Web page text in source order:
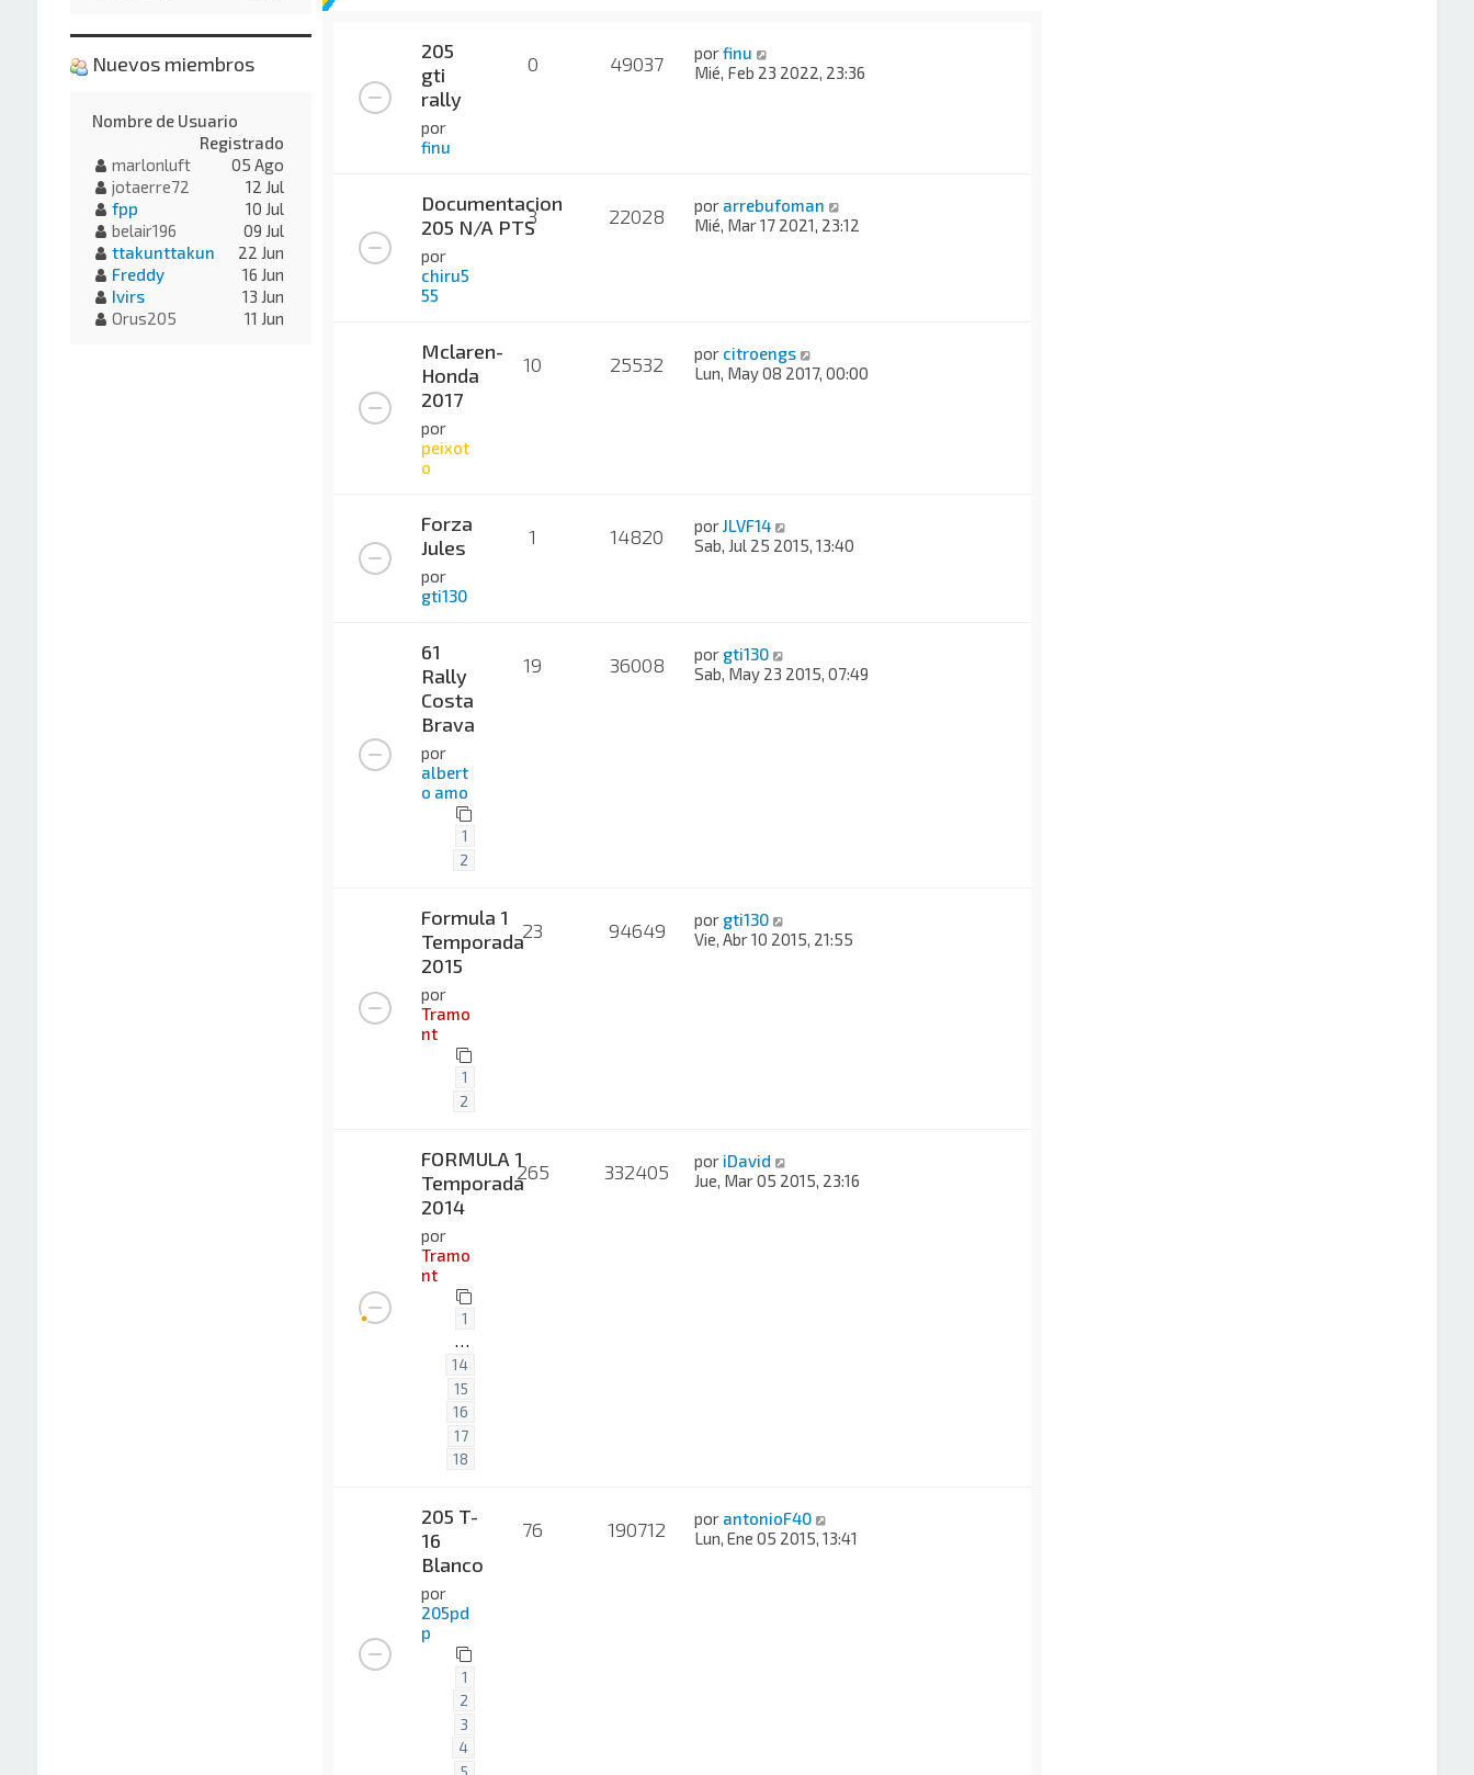
205
gti
rally
por
finu
0 49037 porfinu
Mié, Feb 23 2022, 23:36
Documentacion
205 N/A PTS
por
chiru5
55
3 22028 por arrebufoman
Mié, Mar 17 2021, 23:12
Mclaren-
Honda
2017
por
peixot
o
10 25532 por citroengs
Lun, May 08 2017, 00:00
Forza
Jules
por
gti130
1 14820 por JLVF14
Sab, Jul 25 2015, 13:40
61
Rally
Costa
Brava
por
albert
o amo
1
2
19 36008 por gti130
Sab, May 23 2015, 07:49
Formula 1
Temporada
2015
por
Tramo
nt
1
2
23 94649 por gti130
Vie, Abr 10 2015, 21:55
FORMULA 1
Temporada
2014
por
Tramo
nt
1
…
14
15
16
17
18
265 332405 por iDavid
Jue, Mar 05 2015, 23:16
205 T-
16
Blanco
por
205pd
p
1
2
3
4
5
76 190712 por antonioF40
Lun, Ene 05 2015, 13:41
Nuevos miembros
Nombre de Usuario
Registrado
marlonluft
05 Ago
jotaerre72
12 Jul
fpp
10 Jul
belair196
09 Jul
ttakunttakun
22 Jun
Freddy
16 Jun
Ivirs
13 Jun
Orus205
11 Jun